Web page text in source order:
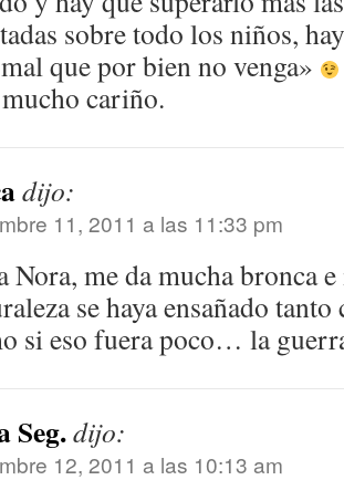
sobre todo los niños,
que por bien no venga»
cariño.
dijo:
11, 2011 a las 11:33 pm
Nora, me da mucha bronca
se haya ensañado
si eso fuera poco… la
Seg.dijo:
12, 2011 a las 10:13 am